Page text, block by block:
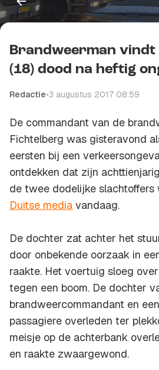
Brandweerman vindt
(18) dood na heftig
Redactie•3 augustus 2017 08:59
De commandant van de
Fichtelberg was gisteravond
eersten bij een
ontdekken dat zijn
de twee dodelijke slachtoffers
Duitse media vandaag.
De dochter zat achter het
door onbekende oorzaak in
raakte. Het voertuig sloeg
tegen een boom. De dochter
brandweercommandant en
passagiere overleden ter
meisje op de achterbank
en raakte zwaargewond.